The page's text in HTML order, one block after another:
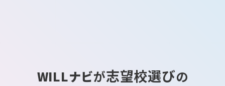
WILLナビが志望校選びの